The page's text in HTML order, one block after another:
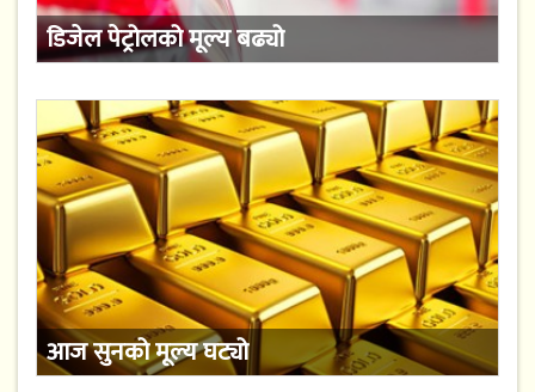
डिजेल पेट्रोलको मूल्य बढ्यो
आज सुनको मूल्य घट्यो